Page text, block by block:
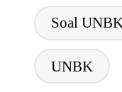
Soal
UNBK